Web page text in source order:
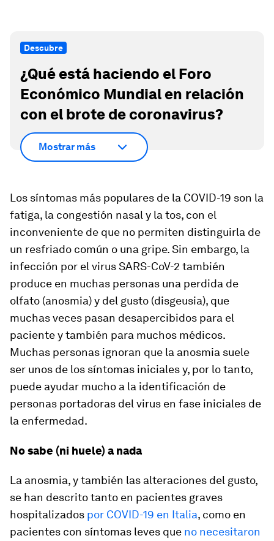
Descubre
¿Qué está haciendo el Foro
Económico Mundial en relación
con el brote de coronavirus?
Mostrar más
Los síntomas más populares de la COVID-19 son la
fatiga, la congestión nasal y la tos, con el
inconveniente de que no permiten distinguirla de
un resfriado común o una gripe. Sin embargo, la
infección por el virus SARS-CoV-2 también
produce en muchas personas una perdida de
olfato (anosmia) y del gusto (disgeusia), que
muchas veces pasan desapercibidos para el
paciente y también para muchos médicos.
Muchas personas ignoran que la anosmia suele
ser unos de los síntomas iniciales y, por lo tanto,
puede ayudar mucho a la identificación de
personas portadoras del virus en fase iniciales de
la enfermedad.
No sabe (ni huele) a nada
La anosmia, y también las alteraciones del gusto,
se han descrito tanto en pacientes graves
hospitalizados por COVID-19 en Italia, como en
pacientes con síntomas leves que no necesitaron